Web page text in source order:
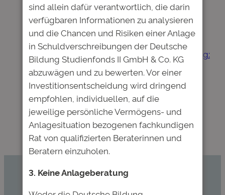
← Vorheriger:
Erste
Unternehmensanleihe
für Bildung
vollständig
zurückgezahlt
Nächster:
Studienfinanzierung:
Deutsche Bildung
wird künftig einen
gemeinnützigen
Studienfonds
organisieren
Kommen Sie mit uns ins Gespräch.
sind allein dafür verantwortlich, die darin
verfügbaren Informationen zu analysieren
und die Chancen und Risiken einer Anlage
in Schuldverschreibungen der Deutsche
Bildung Studienfonds II GmbH & Co. KG
abzuwägen und zu bewerten. Vor einer
Investitionsentscheidung wird dringend
empfohlen, individuellen, auf die
jeweilige persönliche Vermögens- und
Anlagesituation bezogenen fachkundigen
Rat von qualifizierten Beraterinnen und
Beratern einzuholen.
3. Keine Anlageberatung